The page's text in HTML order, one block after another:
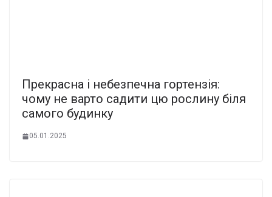
Прекрасна і небезпечна гортензія:
чому не варто садити цю рослину біля
самого будинку
05.01.2025